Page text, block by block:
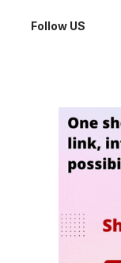
Follow US